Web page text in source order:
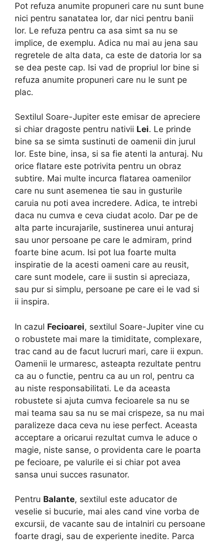
Pot refuza anumite propuneri care nu sunt bune
nici pentru sanatatea lor, dar nici pentru banii
lor. Le refuza pentru ca asa simt sa nu se
implice, de exemplu. Adica nu mai au jena sau
regretele de alta data, ca este de datoria lor sa
se dea peste cap. Isi vad de propriul lor bine si
refuza anumite propuneri care nu le sunt pe
plac.
Sextilul Soare-Jupiter este emisar de apreciere
si chiar dragoste pentru nativii Lei. Le prinde
bine sa se simta sustinuti de oamenii din jurul
lor. Este bine, insa, si sa fie atenti la anturaj. Nu
orice flatare este potrivita pentru un obraz
subtire. Mai multe incurca flatarea oamenilor
care nu sunt asemenea tie sau in gusturile
caruia nu poti avea incredere. Adica, te intrebi
daca nu cumva e ceva ciudat acolo. Dar pe de
alta parte incurajarile, sustinerea unui anturaj
sau unor persoane pe care le admiram, prind
foarte bine acum. Isi pot lua foarte multa
inspiratie de la acesti oameni care au reusit,
care sunt modele, care ii sustin si apreciaza,
sau pur si simplu, persoane pe care ei le vad si
ii inspira.
In cazul Fecioarei, sextilul Soare-Jupiter vine cu
o robustete mai mare la timiditate, complexare,
trac cand au de facut lucruri mari, care ii expun.
Oamenii le urmaresc, asteapta rezultate pentru
ca au o functie, pentru ca au un rol, pentru ca
au niste responsabilitati. Le da aceasta
robustete si ajuta cumva fecioarele sa nu se
mai teama sau sa nu se mai crispeze, sa nu mai
paralizeze daca ceva nu iese perfect. Aceasta
acceptare a oricarui rezultat cumva le aduce o
magie, niste sanse, o providenta care le poarta
pe fecioare, pe valurile ei si chiar pot avea
sansa unui succes rasunator.
Pentru Balante, sextilul este aducator de
veselie si bucurie, mai ales cand vine vorba de
excursii, de vacante sau de intalniri cu persoane
foarte dragi, sau de experiente inedite. Parca